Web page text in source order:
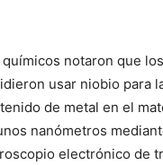
químicos notaron que
usar niobio para
de metal en el
nanómetros
electrónico de